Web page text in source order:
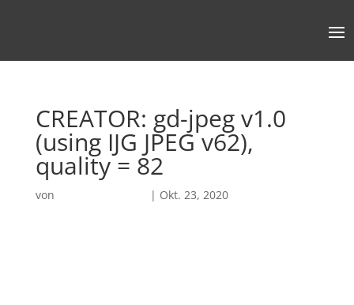
CREATOR: gd-jpeg v1.0
(using IJG JPEG v62),
quality = 82
von | Okt. 23, 2020